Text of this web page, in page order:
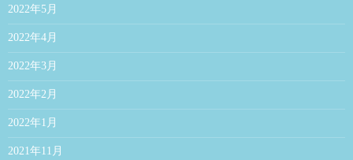
2022年5月
2022年4月
2022年3月
2022年2月
2022年1月
2021年11月